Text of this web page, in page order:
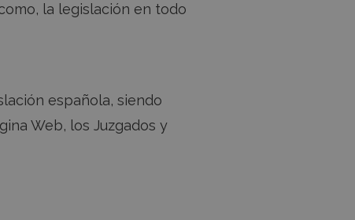
la legislación en todo
española, siendo
Web, los Juzgados y